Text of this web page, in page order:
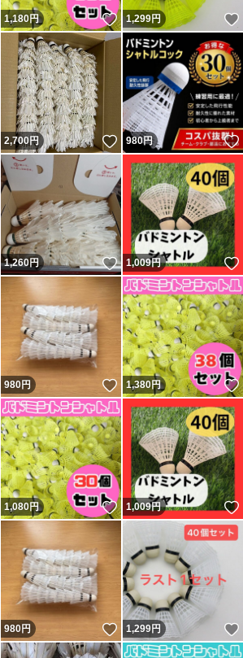
いいね！
1,180円 いいね！
1,299円
いいね！
2,700円 いいね！
980円
いいね！
1,260円 いいね！
1,009円
いいね！
980円 いいね！
1,380円
いいね！
1,080円 いいね！
1,009円
いいね！
980円 いいね！
1,299円